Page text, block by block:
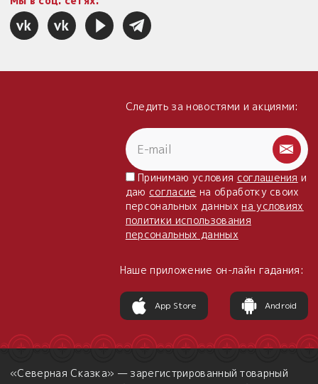
Следить за новостями и акциями:
Принимаю условия соглашения и
даю согласие на обработку своих
персональных данныхна условиях
политики использования
персональных данных
Наше приложение он-лайн гадания:
App Store Android
«Северная Сказка» — зарегистрированный товарный